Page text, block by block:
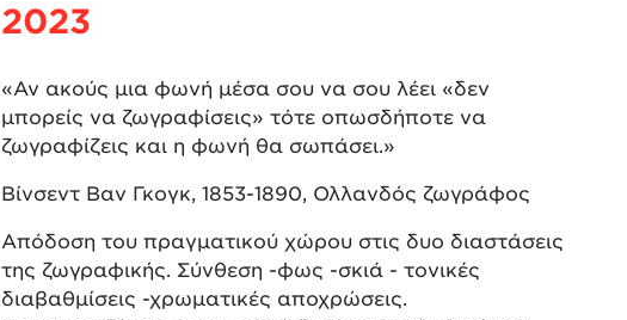
2023
«Αν ακούς μια φωνή μέσα σου να σου λέει «δεν
μπορείς να ζωγραφίσεις» τότε οπωσδήποτε να
ζωγραφίζεις και η φωνή θα σωπάσει.»
Βίνσεντ Βαν Γκογκ, 1853-1890, Ολλανδός ζωγράφος
Απόδοση του πραγματικού χώρου στις δυο διαστάσεις
της ζωγραφικής. Σύνθεση -φως -σκιά - τονικές
διαβαθμίσεις -χρωματικές αποχρώσεις.